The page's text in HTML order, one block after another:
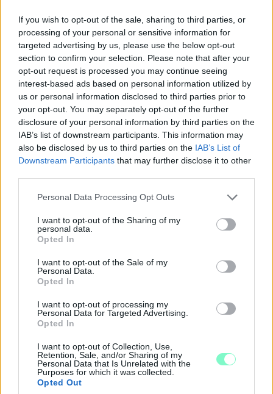
If you wish to opt-out of the sale, sharing to third parties, or
processing of your personal or sensitive information for
targeted advertising by us, please use the below opt-out
section to confirm your selection. Please note that after your
opt-out request is processed you may continue seeing
interest-based ads based on personal information utilized by
us or personal information disclosed to third parties prior to
your opt-out. You may separately opt-out of the further
disclosure of your personal information by third parties on the
IAB’s list of downstream participants. This information may
also be disclosed by us to third parties on the IAB’s List of
Downstream Participants that may further disclose it to other
Please note that this website/app uses one or more Google
not limited to your visit or usage behaviour. You may click to
grant or deny consent to Google and its third-party tags to
use your data for below specified purposes in below Google
consent section.
Personal Data Processing Opt Outs
I want to opt-out of the Sharing of my
personal data.
Opted In
I want to opt-out of the Sale of my
Personal Data.
Opted In
I want to opt-out of processing my
Personal Data for Targeted Advertising.
Opted In
I want to opt-out of Collection, Use,
Retention, Sale, and/or Sharing of my
Personal Data that Is Unrelated with the
Purposes for which it was collected.
Opted Out
Színház- és Filmművészeti Egyetemből, ami egy megbecsült
intézmény volt, az ország legnívósabb művészképző iskolája,
egyik pillanatról a másikra közellenség lett, egyfajta céltáblája
az indulatoknak. Amikor napi szinten találkozol akár online, akár
személyesen ezzel a mérhetetlen – és valljuk be, alaptalan –
agresszióval, az kifejezetten megviseli az embert.
A premier után persze amennyire csak tudtam, én is kivettem a
részemet az egyetemfoglalásból: őrségbe álltam, pakoltam azt
a rengeteg adományt, amit fél óránként kaptunk az emberektől,
szóval szerencsére láttuk az érem mindkét oldalát.
Azonban ebben az időszakban a saját bőrömön
a barátaimról, a mestereimről, illetve azon
valótlanok.
Több olyan esetről is tudnék mesélni, amikor az utcán odajöttek
hozzánk járókelők acsarkodni, vagy gúnyos megjegyzéseket
kiabáltak ránk, mi pedig elkezdtünk beszélgetni velük, kifejtve az
hogy személyesen, emberek módjára kommunikáltunk, nem
pedig különböző címlapok sallangjait durrogtattuk egymás felé,
ahhoz vezetett, hogy a beszélgetés végére sok sikert és